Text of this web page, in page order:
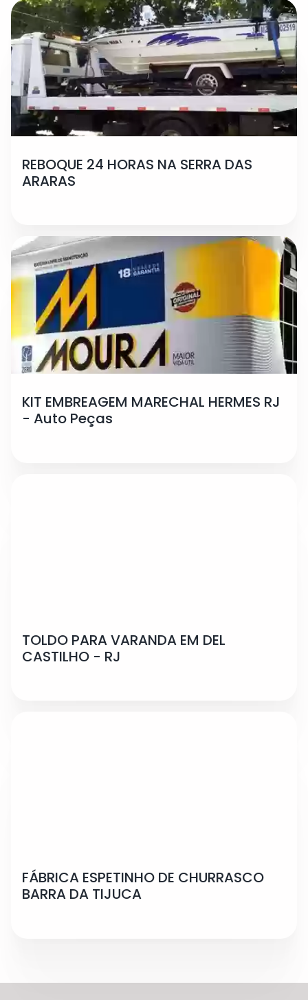
REBOQUE 24 HORAS NA SERRA DAS
ARARAS
KIT EMBREAGEM MARECHAL HERMES RJ
- Auto Peças
TOLDO PARA VARANDA EM DEL
CASTILHO - RJ
FÁBRICA ESPETINHO DE CHURRASCO
BARRA DA TIJUCA